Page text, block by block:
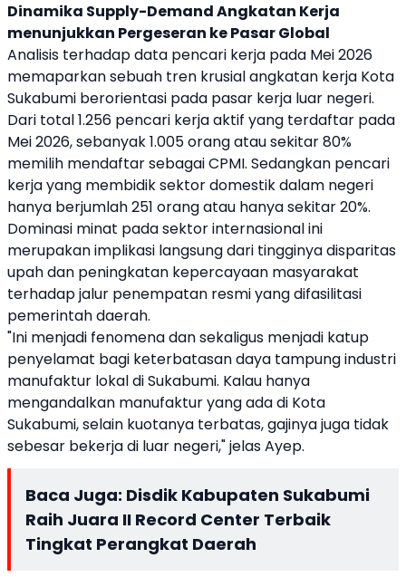
Dinamika Supply-Demand Angkatan Kerja
menunjukkan Pergeseran ke Pasar Global
Analisis terhadap data pencari kerja pada Mei 2026
memaparkan sebuah tren krusial angkatan kerja Kota
Sukabumi berorientasi pada pasar kerja luar negeri.
Dari total 1.256 pencari kerja aktif yang terdaftar pada
Mei 2026, sebanyak 1.005 orang atau sekitar 80%
memilih mendaftar sebagai CPMI. Sedangkan pencari
kerja yang membidik sektor domestik dalam negeri
hanya berjumlah 251 orang atau hanya sekitar 20%.
Dominasi minat pada sektor internasional ini
merupakan implikasi langsung dari tingginya disparitas
upah dan peningkatan kepercayaan masyarakat
terhadap jalur penempatan resmi yang difasilitasi
pemerintah daerah.
"Ini menjadi fenomena dan sekaligus menjadi katup
penyelamat bagi keterbatasan daya tampung industri
manufaktur lokal di Sukabumi. Kalau hanya
mengandalkan manufaktur yang ada di Kota
Sukabumi, selain kuotanya terbatas, gajinya juga tidak
sebesar bekerja di luar negeri," jelas Ayep.
Baca Juga: Disdik Kabupaten Sukabumi
Raih Juara II Record Center Terbaik
Tingkat Perangkat Daerah